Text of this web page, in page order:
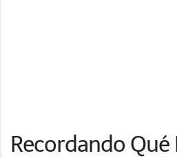
Recordando Qué